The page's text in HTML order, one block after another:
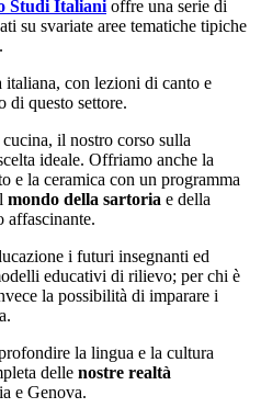
Studi Italiani offre una serie di
su svariate aree tematiche tipiche
con lezioni di canto e
di questo settore.
il nostro corso sulla
ideale. Offriamo anche la
e la ceramica con un programma
mondo della sartoria e della
affascinante.
i futuri insegnanti ed
educativi di rilievo; per chi è
la possibilità di imparare i
la lingua e la cultura
delle nostre realtà
e Genova.